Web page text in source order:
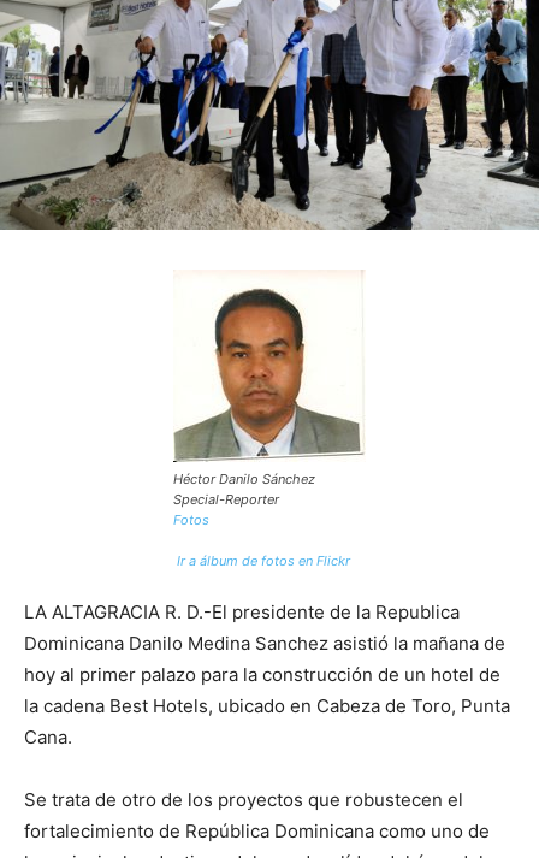
Héctor Danilo Sánchez
Special-Reporter
Fotos
Ir a álbum de fotos en Flickr
LA ALTAGRACIA R. D.-El presidente de la Republica
Dominicana Danilo Medina Sanchez asistió la mañana de
hoy al primer palazo para la construcción de un hotel de
la cadena Best Hotels, ubicado en Cabeza de Toro, Punta
Cana.
Se trata de otro de los proyectos que robustecen el
fortalecimiento de República Dominicana como uno de